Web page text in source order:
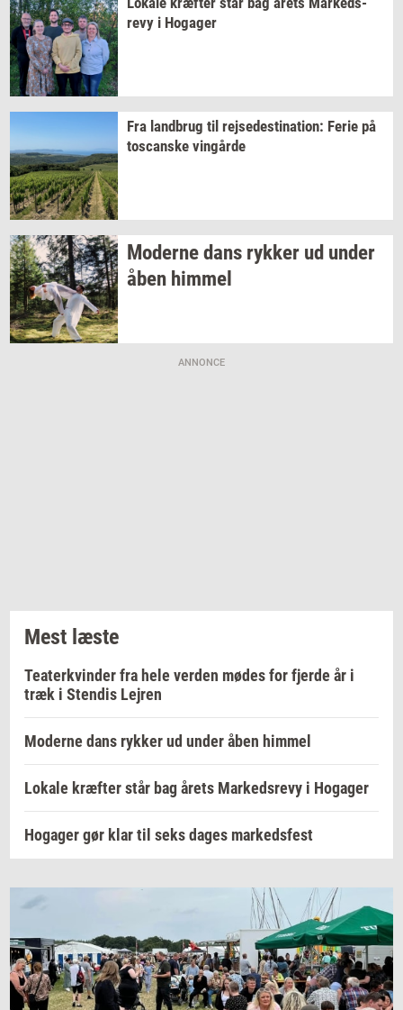
revy i Ho­ga­ger
Fra land­brug til rej­se­desti­na­tion: Ferie på
toscan­ske vin­går­de
Mo­der­ne dans ryk­ker ud under
åben him­mel
ANNONCE
Mest læste
Teaterkvinder fra hele verden mødes for fjerde år i
træk i Stendis Lejren
Moderne dans rykker ud under åben himmel
Lokale kræfter står bag årets Markedsrevy i Hogager
Hogager gør klar til seks dages markedsfest